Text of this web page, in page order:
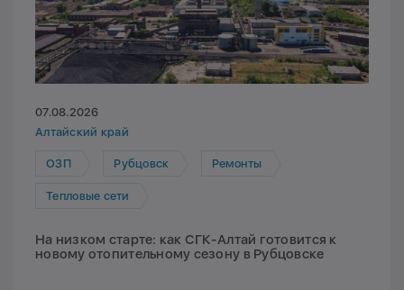
07.08.2026
Алтайский край
ОЗП Рубцовск Ремонты
Тепловые сети
На низком старте: как СГК-Алтай готовится к
новому отопительному сезону в Рубцовске